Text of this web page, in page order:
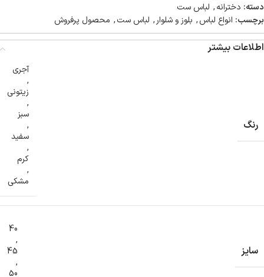
دسته: دخترانه, لباس ست
برچسب: انواع لباس, بلوز و شلوار , لباس ست, محصول پرفروش
اطلاعات بیشتر
رنگ
آجری
,
زیتونی
,
سبز
,
سفید
,
کرم
,
مشکی
سایز
40
,
45
,
50